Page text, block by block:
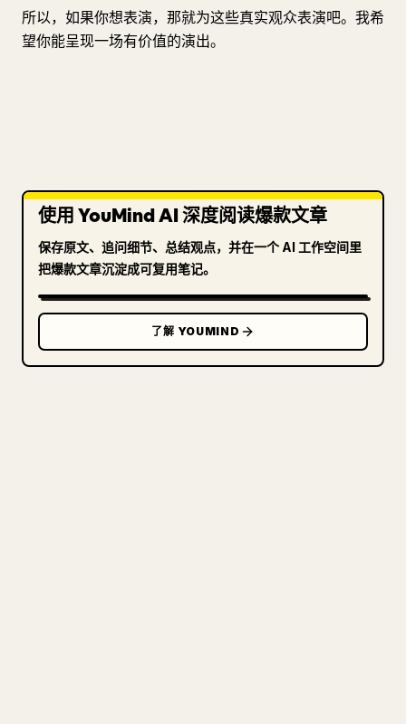
所以，如果你想表演，那就为这些真实观众表演吧。我希
望你能呈现一场有价值的演出。
使用 YouMind AI 深度阅读爆款文章
保存原文、追问细节、总结观点，并在一个 AI 工作空间里
把爆款文章沉淀成可复用笔记。
了解 YOUMIND